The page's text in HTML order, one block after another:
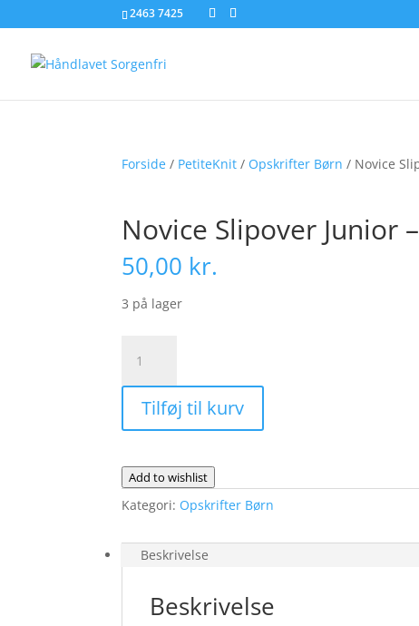
2463 7425
Forside / PetiteKnit / Opskrifter Børn / Novice
Novice Slipover Junior
50,00 kr.
3 på lager
Slipover
Junior
fysisk
antal
Tilføj til kurv
Add to wishlist
Kategori: Opskrifter Børn
Beskrivelse
Beskrivelse